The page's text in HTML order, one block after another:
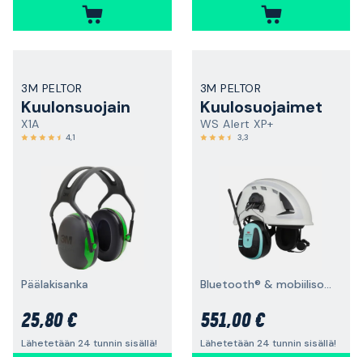
3M PELTOR
Kuulonsuojain
X1A
4,1
Päälakisanka
25,80 €
Lähetetään 24 tunnin sisällä!
3M PELTOR
Kuulosuojaimet
WS Alert XP+
3,3
Bluetooth® & mobiilisovellus, suojakypäräkiinnitys
551,00 €
Lähetetään 24 tunnin sisällä!